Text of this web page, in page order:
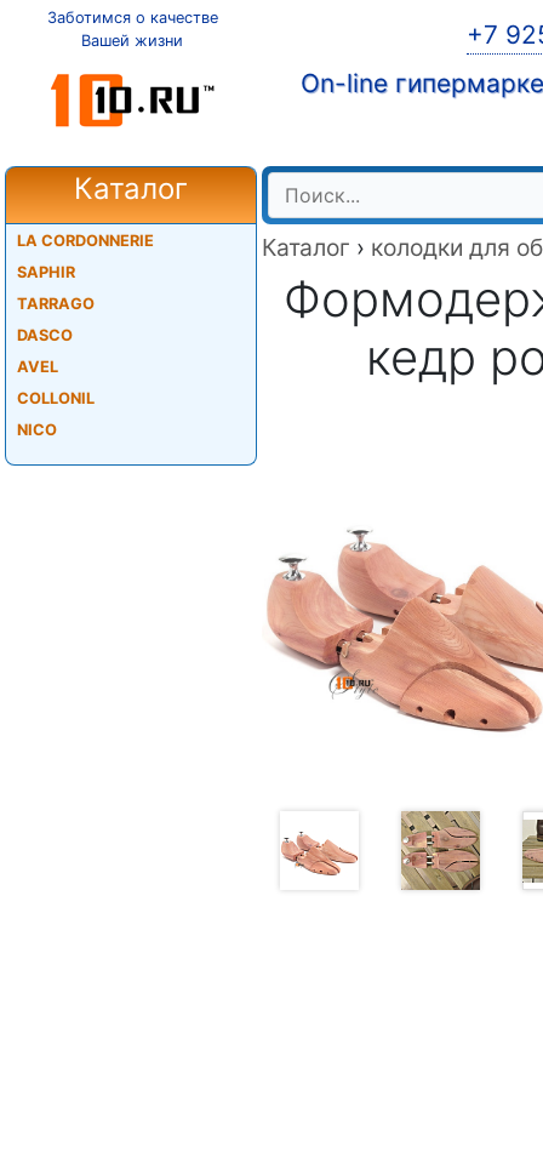
Заботимся о качестве
Вашей жизни
+7
On-line
Каталог
LA CORDONNERIE
SAPHIR
TARRAGO
DASCO
AVEL
COLLONIL
NICO
Каталог › колодки для
кедр